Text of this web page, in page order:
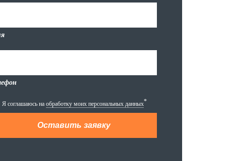
Я соглашаюсь на обработку моих персональных данных*